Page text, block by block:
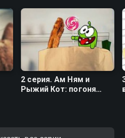
мультсериал
онлайн.
сериала Раскраски вы
в хорошем HD
2 серия. Ам Ням и
Рыжий Кот: погоня